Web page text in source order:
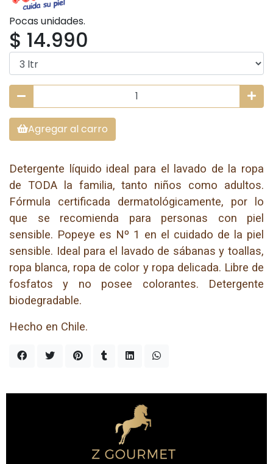
Pocas unidades.
$ 14.990
Agregar al carro
Detergente líquido ideal para el lavado de la ropa
de TODA la familia, tanto niños como adultos.
Fórmula certificada dermatológicamente, por lo
que se recomienda para personas con piel
sensible. Popeye es Nº 1 en el cuidado de la piel
sensible. Ideal para el lavado de sábanas y toallas,
ropa blanca, ropa de color y ropa delicada. Libre de
fosfatos y no posee colorantes. Detergente
biodegradable.
Hecho en Chile.